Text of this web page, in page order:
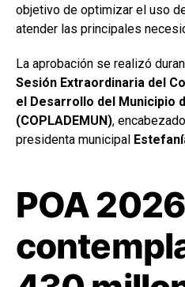
objetivo de optimizar el uso
atender las principales
La aprobación se realizó
Sesión Extraordinaria del
el Desarrollo del Municipio
(COPLADEMUN),
presidenta municipal
POA 2026